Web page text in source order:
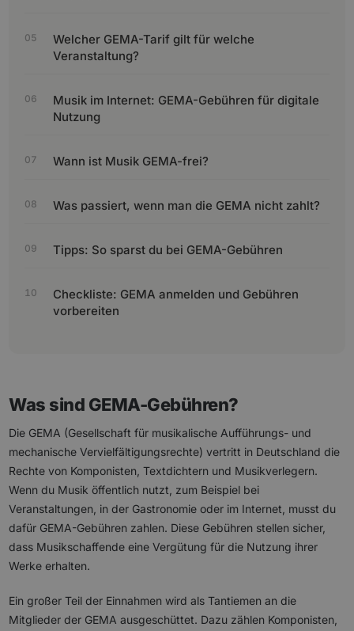
Welcher GEMA-Tarif gilt für welche
Veranstaltung?
Musik im Internet: GEMA-Gebühren für digitale
Nutzung
Wann ist Musik GEMA-frei?
Was passiert, wenn man die GEMA nicht zahlt?
Tipps: So sparst du bei GEMA-Gebühren
Checkliste: GEMA anmelden und Gebühren
vorbereiten
Was sind GEMA-Gebühren?
Die GEMA (Gesellschaft für musikalische Aufführungs- und
mechanische Vervielfältigungsrechte) vertritt in Deutschland die
Rechte von Komponisten, Textdichtern und Musikverlegern.
Wenn du Musik öffentlich nutzt, zum Beispiel bei
Veranstaltungen, in der Gastronomie oder im Internet, musst du
dafür GEMA-Gebühren zahlen. Diese Gebühren stellen sicher,
dass Musikschaffende eine Vergütung für die Nutzung ihrer
Werke erhalten.
Ein großer Teil der Einnahmen wird als Tantiemen an die
Mitglieder der GEMA ausgeschüttet. Dazu zählen Komponisten,